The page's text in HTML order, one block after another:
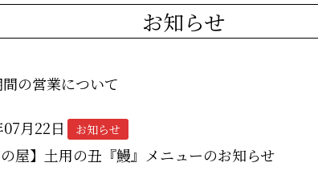
お知らせ
の営業について
月22日 お知らせ
の屋】土用の丑『鰻』メニューのお知らせ